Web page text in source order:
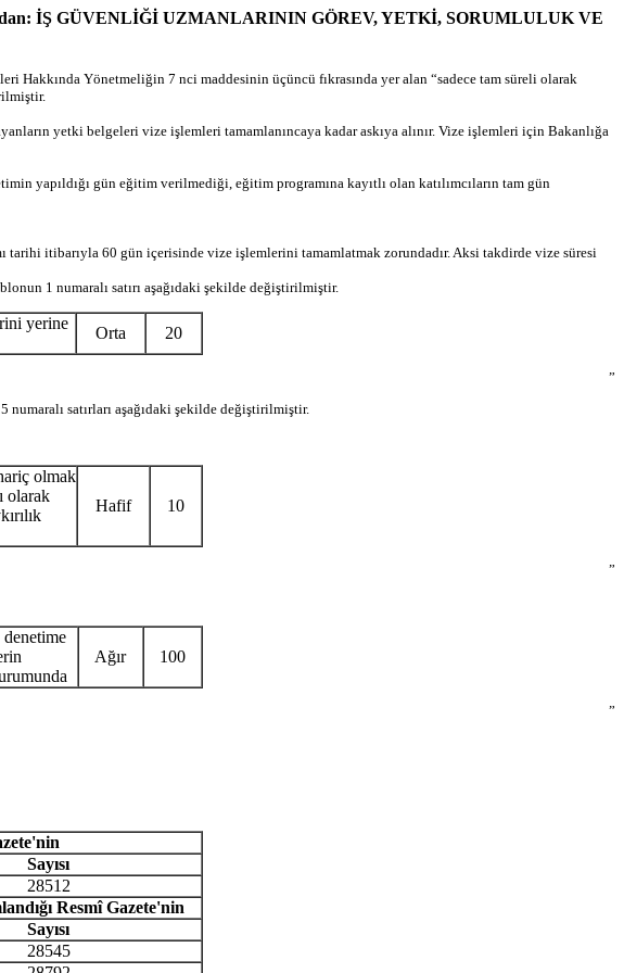
İŞ GÜVENLİĞİ UZMANLARININ GÖREV, YETKİ, SORUMLULUK VE
Hakkında Yönetmeliğin 7 nci maddesinin üçüncü fıkrasında yer alan “sadece tam süreli olarak
yetki belgeleri vize işlemleri tamamlanıncaya kadar askıya alınır. Vize işlemleri için Bakanlığa
yapıldığı gün eğitim verilmediği, eğitim programına kayıtlı olan katılımcıların tam gün
itibarıyla 60 gün içerisinde vize işlemlerini tamamlatmak zorundadır. Aksi takdirde vize süresi
1 numaralı satırı aşağıdaki şekilde değiştirilmiştir.
yerine
Orta 20
”
satırları aşağıdaki şekilde değiştirilmiştir.
olmak
olarak
Hafif 10
”
Ağır 100
”
Sayısı
28512
Resmî Gazete'nin
Sayısı
28545